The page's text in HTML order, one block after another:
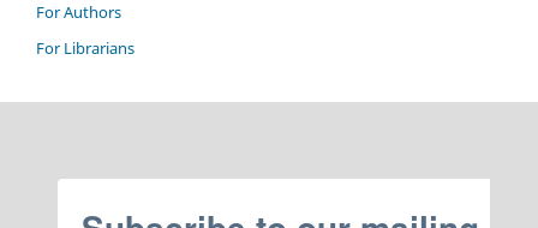
For Authors
For Librarians